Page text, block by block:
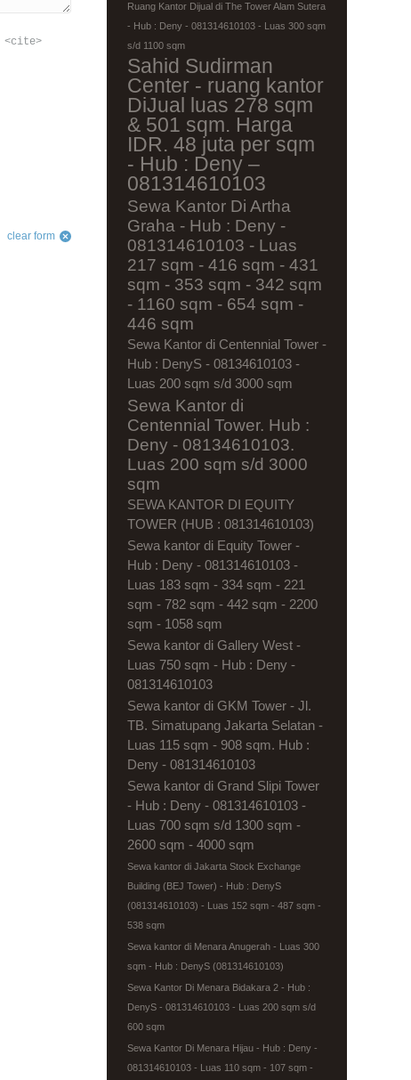
clear form
Ruang Kantor Dijual di The Tower Alam Sutera
- Hub : Deny - 081314610103 - Luas 300 sqm
s/d 1100 sqm
Sahid Sudirman
Center - ruang kantor
DiJual luas 278 sqm
& 501 sqm. Harga
IDR. 48 juta per sqm
- Hub : Deny –
081314610103
Sewa Kantor Di Artha
Graha - Hub : Deny -
081314610103 - Luas
217 sqm - 416 sqm - 431
sqm - 353 sqm - 342 sqm
- 1160 sqm - 654 sqm -
446 sqm
Sewa Kantor di Centennial Tower -
Hub : DenyS - 08134610103 -
Luas 200 sqm s/d 3000 sqm
Sewa Kantor di
Centennial Tower. Hub :
Deny - 08134610103.
Luas 200 sqm s/d 3000
sqm
SEWA KANTOR DI EQUITY
TOWER (HUB : 081314610103)
Sewa kantor di Equity Tower -
Hub : Deny - 081314610103 -
Luas 183 sqm - 334 sqm - 221
sqm - 782 sqm - 442 sqm - 2200
sqm - 1058 sqm
Sewa kantor di Gallery West -
Luas 750 sqm - Hub : Deny -
081314610103
Sewa kantor di GKM Tower - Jl.
TB. Simatupang Jakarta Selatan -
Luas 115 sqm - 908 sqm. Hub :
Deny - 081314610103
Sewa kantor di Grand Slipi Tower
- Hub : Deny - 081314610103 -
Luas 700 sqm s/d 1300 sqm -
2600 sqm - 4000 sqm
Sewa kantor di Jakarta Stock Exchange
Building (BEJ Tower) - Hub : DenyS
(081314610103) - Luas 152 sqm - 487 sqm -
538 sqm
Sewa kantor di Menara Anugerah - Luas 300
sqm - Hub : DenyS (081314610103)
Sewa Kantor Di Menara Bidakara 2 - Hub :
DenyS - 081314610103 - Luas 200 sqm s/d
600 sqm
Sewa Kantor Di Menara Hijau - Hub : Deny -
081314610103 - Luas 110 sqm - 107 sqm -